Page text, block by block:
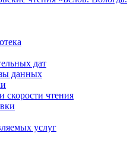
дат
данных
скорости чтения
услуг